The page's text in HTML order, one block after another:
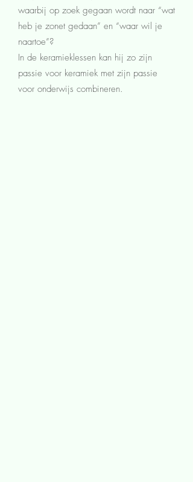
waarbij op zoek gegaan wordt naar “wat
heb je zonet gedaan” en “waar wil je
naartoe”?
In de keramieklessen kan hij zo zijn
passie voor keramiek met zijn passie
voor onderwijs combineren.